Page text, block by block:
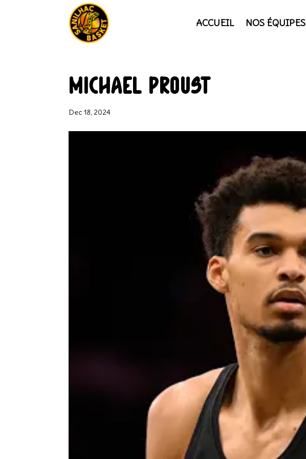
ACCUEIL NOS ÉQUIPES
Michael PROUST
Dec 18, 2024